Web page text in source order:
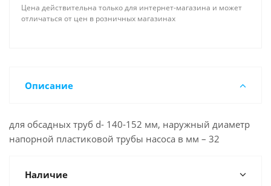
Цена действительна только для интернет-магазина и может
отличаться от цен в розничных магазинах
Описание
для обсадных труб d- 140-152 мм, наружный диаметр
напорной пластиковой трубы насоса в мм – 32
Наличие